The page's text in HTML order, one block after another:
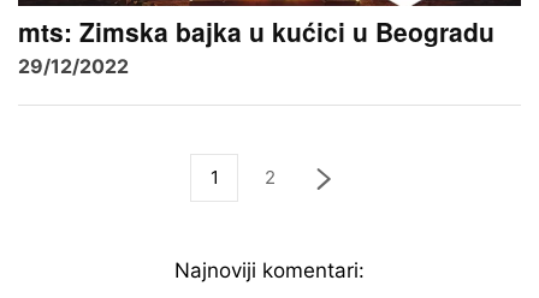
mts: Zimska bajka u kućici u Beogradu
29/12/2022
1 2
Najnoviji komentari: